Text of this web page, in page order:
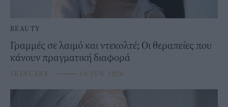
BEAUTY
Γραμμές σε λαιμό και ντεκολτέ; Οι θεραπείες που
κάνουν πραγματική διαφορά
SKINCARE ⸻ 16 JUN 2026